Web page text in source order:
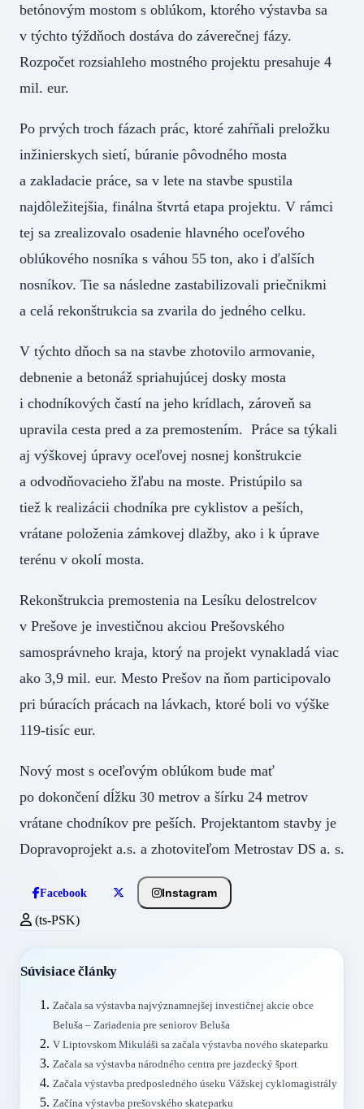
betónovým mostom s oblúkom, ktorého výstavba sa
v týchto týždňoch dostáva do záverečnej fázy.
Rozpočet rozsiahleho mostného projektu presahuje 4
mil. eur.
Po prvých troch fázach prác, ktoré zahŕňali preložku
inžinierskych sietí, búranie pôvodného mosta
a zakladacie práce, sa v lete na stavbe spustila
najdôležitejšia, finálna štvrtá etapa projektu. V rámci
tej sa zrealizovalo osadenie hlavného oceľového
oblúkového nosníka s váhou 55 ton, ako i ďalších
nosníkov. Tie sa následne zastabilizovali priečnikmi
a celá rekonštrukcia sa zvarila do jedného celku.
V týchto dňoch sa na stavbe zhotovilo armovanie,
debnenie a betonáž spriahujúcej dosky mosta
i chodníkových častí na jeho krídlach, zároveň sa
upravila cesta pred a za premostením. Práce sa týkali
aj výškovej úpravy oceľovej nosnej konštrukcie
a odvodňovacieho žľabu na moste. Pristúpilo sa
tiež k realizácii chodníka pre cyklistov a peších,
vrátane položenia zámkovej dlažby, ako i k úprave
terénu v okolí mosta.
Rekonštrukcia premostenia na Lesíku delostrelcov
v Prešove je investičnou akciou Prešovského
samosprávneho kraja, ktorý na projekt vynakladá viac
ako 3,9 mil. eur. Mesto Prešov na ňom participovalo
pri búracích prácach na lávkach, ktoré boli vo výške
119-tisíc eur.
Nový most s oceľovým oblúkom bude mať
po dokončení dĺžku 30 metrov a šírku 24 metrov
vrátane chodníkov pre peších. Projektantom stavby je
Dopravoprojekt a.s. a zhotoviteľom Metrostav DS a. s.
Facebook Instagram
(ts-PSK)
Súvisiace články
Začala sa výstavba najvýznamnejšej investičnej akcie obce
Beluša – Zariadenia pre seniorov Beluša
V Liptovskom Mikuláši sa začala výstavba nového skateparku
Začala sa výstavba národného centra pre jazdecký šport
Začala výstavba predposledného úseku Vážskej cyklomagistrály
Začína výstavba prešovského skateparku